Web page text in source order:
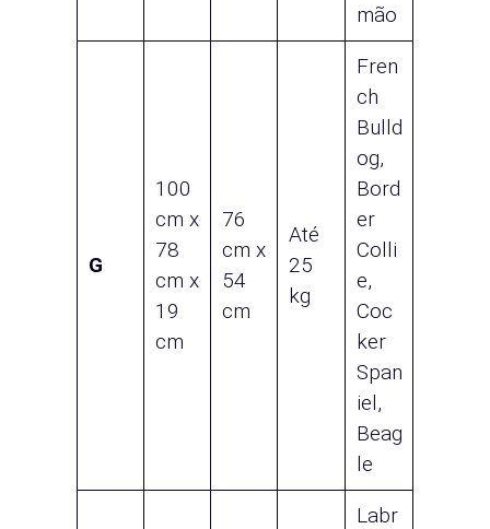
mão
G
100
cm x
78
cm x
19
cm
76
cm x
54
cm
Até
25
kg
Fren
ch
Bulld
og,
Bord
er
Colli
e,
Coc
ker
Span
iel,
Beag
le
Labr